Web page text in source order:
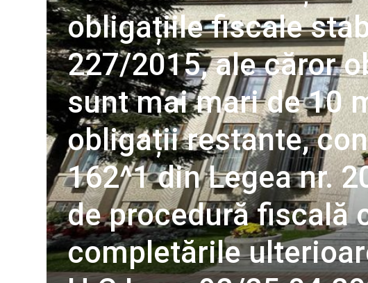
obligațiile fiscale
227/2015, ale căror
sunt mai mari de 10
obligații restante,
162^1 din Legea nr.
de procedură fiscală
completările